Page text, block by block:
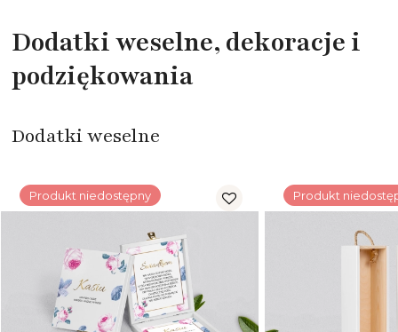
Dodatki weselne, dekoracje i
podziękowania
Dodatki weselne
Produkt niedostępny Produkt